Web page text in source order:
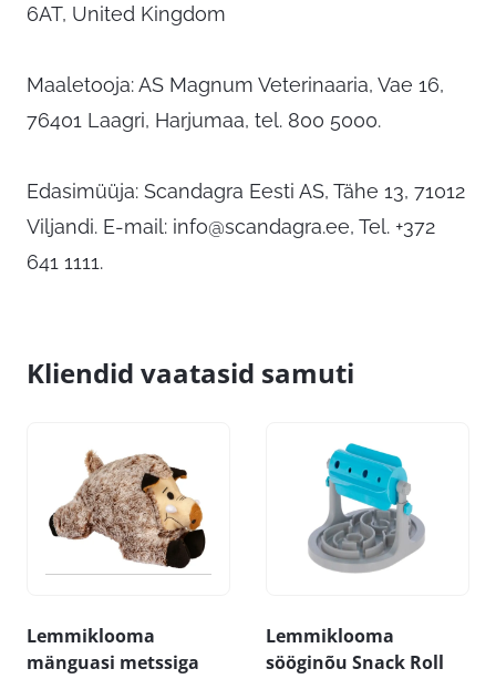
6AT, United Kingdom
Maaletooja: AS Magnum Veterinaaria, Vae 16,
76401 Laagri, Harjumaa, tel. 800 5000.
Edasimüüja: Scandagra Eesti AS, Tähe 13, 71012
Viljandi. E-mail: info@scandagra.ee, Tel. +372
641 1111.
Kliendid vaatasid samuti
Lemmiklooma
mänguasi metssiga
Lemmiklooma
sööginõu Snack Roll